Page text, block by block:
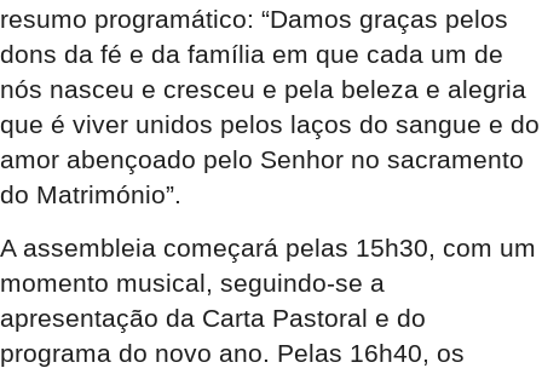
resumo programático: “Damos graças pelos
dons da fé e da família em que cada um de
nós nasceu e cresceu e pela beleza e alegria
que é viver unidos pelos laços do sangue e do
amor abençoado pelo Senhor no sacramento
do Matrimónio”.
A assembleia começará pelas 15h30, com um
momento musical, seguindo-se a
apresentação da Carta Pastoral e do
programa do novo ano. Pelas 16h40, os